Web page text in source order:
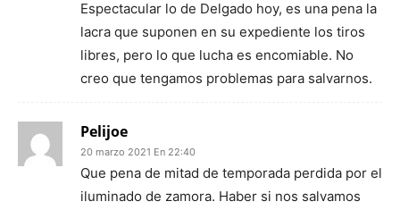
Espectacular lo de Delgado hoy, es una pena la
lacra que suponen en su expediente los tiros
libres, pero lo que lucha es encomiable. No
creo que tengamos problemas para salvarnos.
Pelijoe
20 marzo 2021 En 22:40
Que pena de mitad de temporada perdida por el
iluminado de zamora. Haber si nos salvamos